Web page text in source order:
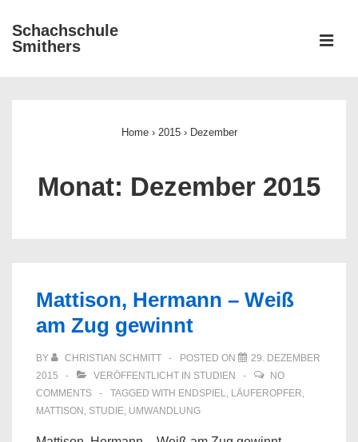
Zum
Inhalt
Schachschule
Smithers
Home › 2015 › Dezember
Monat: Dezember 2015
Mattison, Hermann – Weiß
am Zug gewinnt
BY CHRISTIAN SCHMITT POSTED ON
29. DEZEMBER
2015
VERÖFFENTLICHT IN STUDIEN
NO
COMMENTS
TAGGED WITH ENDSPIEL, LÄUFEROPFER,
MATTISON , STUDIE, UMWANDLUNG